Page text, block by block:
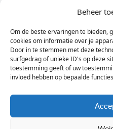
Beheer
Om de beste ervaringen te bieden,
cookies om informatie over je
Door in te stemmen met deze
surfgedrag of unieke ID's op deze
toestemming geeft of uw
invloed hebben op bepaalde
Dagelijks het
Vul
hier
je
e-
mailadres
in